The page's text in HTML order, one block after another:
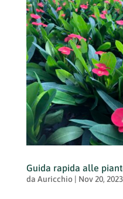
Guida rapida alle
da Auricchio| Nov 20, 2023